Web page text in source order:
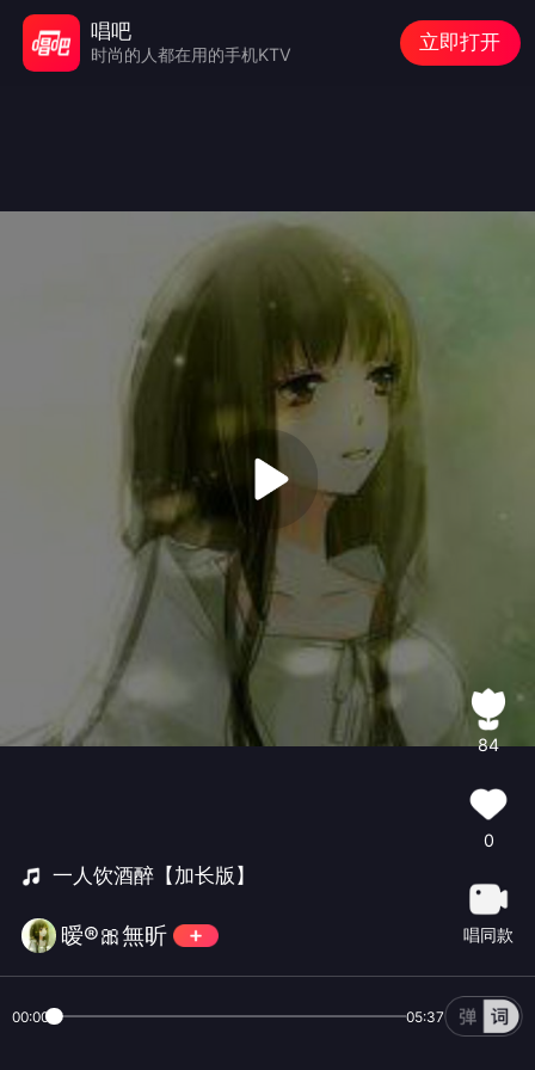
一人饮酒醉【加长版】
暧®🎀無昕
84
0
唱同款
00:00 05:37
唱吧
时尚的人都在用的手机KTV
立即打开